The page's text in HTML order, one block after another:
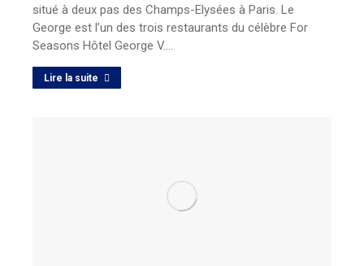
situé à deux pas des Champs-Elysées à Paris. Le
George est l’un des trois restaurants du célèbre For
Seasons Hôtel George V.…
Lire la suite